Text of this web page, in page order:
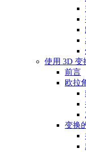
使用 3D 变
前言
欧拉
变换